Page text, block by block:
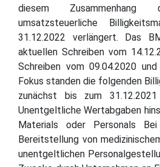
diesem Zusammenhang
umsatzsteuerliche
31.12.2022 verlängert. Das
aktuellen Schreiben vom
Schreiben vom 09.04.2020
Fokus standen die folgenden
zunächst bis zum
Unentgeltliche Wertabgaben
Materials oder Personals
Bereitstellung von
unentgeltlichen